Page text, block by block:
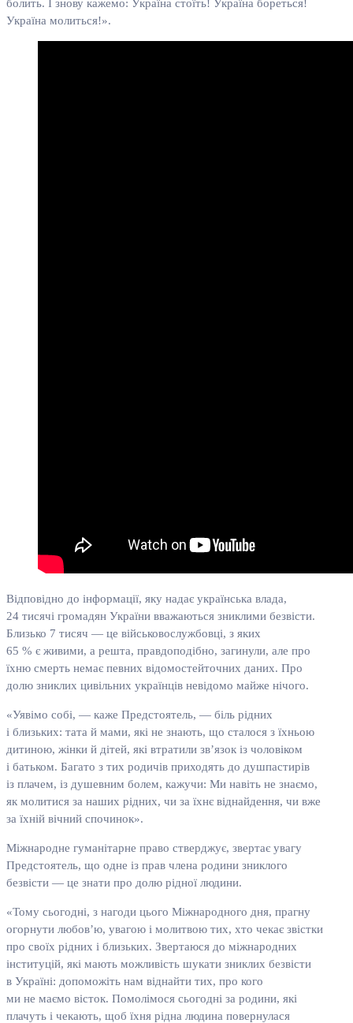
болить. І знову кажемо: Україна стоїть! Україна бореться!
Україна молиться!».
Відповідно до інформації, яку надає українська влада,
24 тисячі громадян України вважаються зниклими безвісти.
Близько 7 тисяч — це військовослужбовці, з яких
65 % є живими, а решта, правдоподібно, загинули, але про
їхню смерть немає певних відомостейточних даних. Про
долю зниклих цивільних українців невідомо майже нічого.
«Уявімо собі, — каже Предстоятель, — біль рідних
і близьких: тата й мами, які не знають, що сталося з їхньою
дитиною, жінки й дітей, які втратили зв’язок із чоловіком
і батьком. Багато з тих родичів приходять до душпастирів
із плачем, із душевним болем, кажучи: Ми навіть не знаємо,
як молитися за наших рідних, чи за їхнє віднайдення, чи вже
за їхній вічний спочинок».
Міжнародне гуманітарне право стверджує, звертає увагу
Предстоятель, що одне із прав члена родини зниклого
безвісти — це знати про долю рідної людини.
«Тому сьогодні, з нагоди цього Міжнародного дня, прагну
огорнути любов’ю, увагою і молитвою тих, хто чекає звістки
про своїх рідних і близьких. Звертаюся до міжнародних
інституцій, які мають можливість шукати зниклих безвісти
в Україні: допоможіть нам віднайти тих, про кого
ми не маємо вісток. Помолімося сьогодні за родини, які
плачуть і чекають, щоб їхня рідна людина повернулася